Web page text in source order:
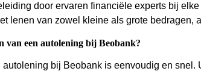
door ervaren financiële experts bij
lenen van zowel kleine als grote bedragen,
van een autolening bij Beobank?
autolening bij Beobank is eenvoudig en